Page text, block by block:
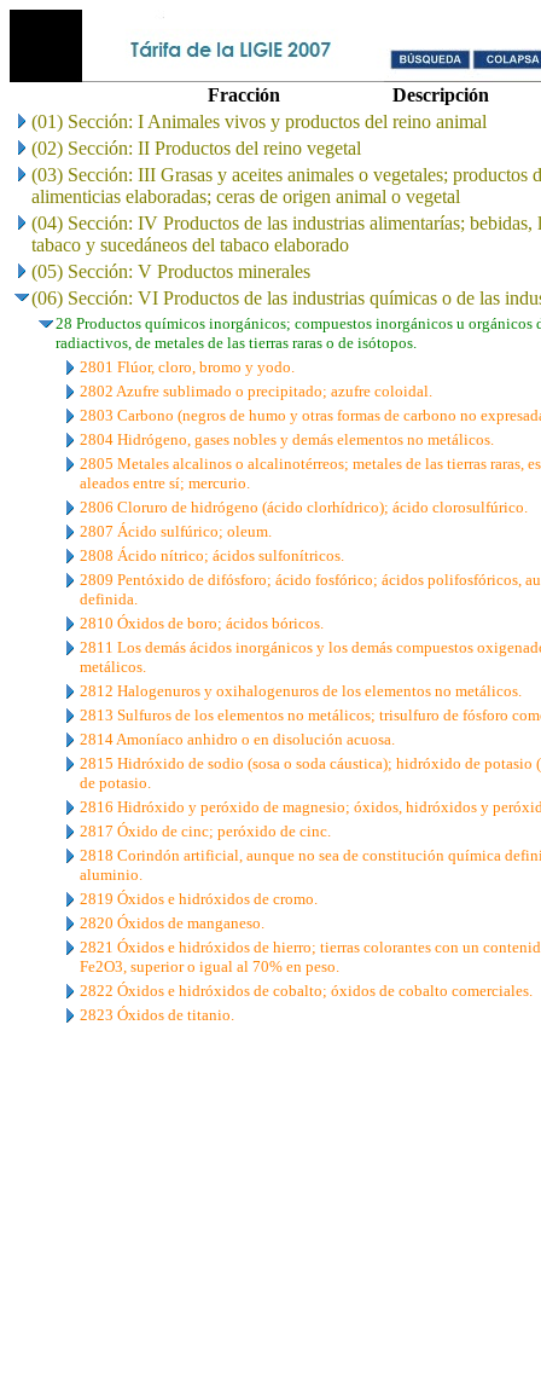
Fracción
Descripción
(01) Sección: I Animales vivos y productos del reino animal
(02) Sección: II Productos del reino vegetal
(03) Sección: III Grasas y aceites animales o vegetales; productos
alimenticias elaboradas; ceras de origen animal o vegetal
(04) Sección: IV Productos de las industrias alimentarías;
tabaco y sucedáneos del tabaco elaborado
(05) Sección: V Productos minerales
(06) Sección: VI Productos de las industrias químicas o de las
28 Productos químicos inorgánicos; compuestos inorgánicos u orgánicos
radiactivos, de metales de las tierras raras o de isótopos.
2801 Flúor, cloro, bromo y yodo.
2802 Azufre sublimado o precipitado; azufre coloidal.
2803 Carbono (negros de humo y otras formas de carbono no
2804 Hidrógeno, gases nobles y demás elementos no metálicos.
2805 Metales alcalinos o alcalinotérreos; metales de las tierras raras,
aleados entre sí; mercurio.
2806 Cloruro de hidrógeno (ácido clorhídrico); ácido clorosulfúrico.
2807 Ácido sulfúrico; oleum.
2808 Ácido nítrico; ácidos sulfonítricos.
2809 Pentóxido de difósforo; ácido fosfórico; ácidos polifosfóricos,
definida.
2810 Óxidos de boro; ácidos bóricos.
2811 Los demás ácidos inorgánicos y los demás compuestos
metálicos.
2812 Halogenuros y oxihalogenuros de los elementos no metálicos.
2813 Sulfuros de los elementos no metálicos; trisulfuro de fósforo
2814 Amoníaco anhidro o en disolución acuosa.
2815 Hidróxido de sodio (sosa o soda cáustica); hidróxido de potasio
de potasio.
2816 Hidróxido y peróxido de magnesio; óxidos, hidróxidos y
2817 Óxido de cinc; peróxido de cinc.
2818 Corindón artificial, aunque no sea de constitución química
aluminio.
2819 Óxidos e hidróxidos de cromo.
2820 Óxidos de manganeso.
2821 Óxidos e hidróxidos de hierro; tierras colorantes con un
Fe2O3, superior o igual al 70% en peso.
2822 Óxidos e hidróxidos de cobalto; óxidos de cobalto comerciales.
2823 Óxidos de titanio.